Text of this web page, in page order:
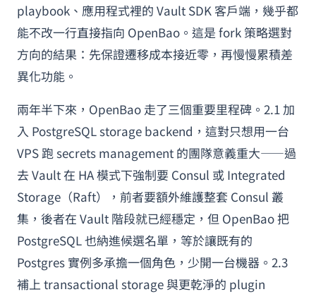
playbook、應用程式裡的 Vault SDK 客戶端，幾乎都
能不改一行直接指向 OpenBao。這是 fork 策略選對
方向的結果：先保證遷移成本接近零，再慢慢累積差
異化功能。
兩年半下來，OpenBao 走了三個重要里程碑。2.1 加
入 PostgreSQL storage backend，這對只想用一台
VPS 跑 secrets management 的團隊意義重大——過
去 Vault 在 HA 模式下強制要 Consul 或 Integrated
Storage（Raft），前者要額外維護整套 Consul 叢
集，後者在 Vault 階段就已經穩定，但 OpenBao 把
PostgreSQL 也納進候選名單，等於讓既有的
Postgres 實例多承擔一個角色，少開一台機器。2.3
補上 transactional storage 與更乾淨的 plugin